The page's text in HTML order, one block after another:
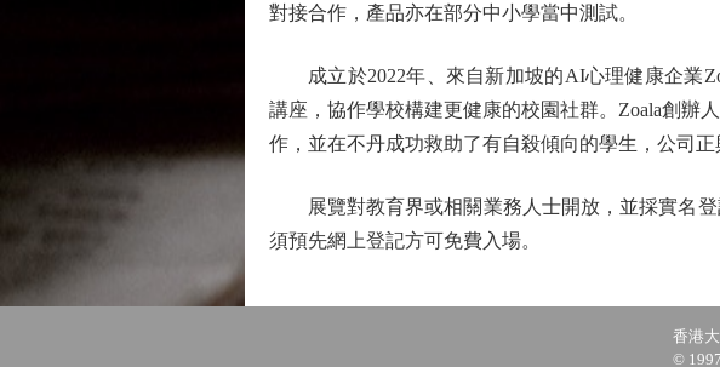
對接合作，產品亦在部分中小學當中測試。
成立於2022年、來自新加坡的AI心理健康企業
講座，協作學校構建更健康的校園社群。Zoala創辦
作，並在不丹成功救助了有自殺傾向的學生，公司正
展覽對教育界或相關業務人士開放，並採實名登
須預先網上登記方可免費入場。
香港
©